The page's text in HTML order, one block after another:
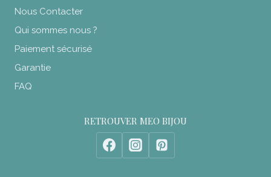
Nous Contacter
Qui sommes nous ?
Paiement sécurisé
Garantie
FAQ
RETROUVER MEO BIJOU